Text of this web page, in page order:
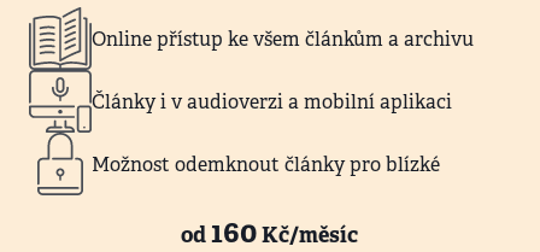
Online přístup ke všem článkům a archivu
Články i v audioverzi a mobilní aplikaci
Možnost odemknout články pro blízké
od160Kč/měsíc